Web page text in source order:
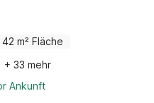
42 m² Fläche
+ 33 mehr
Ankunft